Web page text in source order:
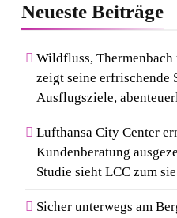
Neueste Beiträge
Wildfluss, Thermenbach
zeigt seine erfrischende
Ausflugsziele,
Lufthansa City Center
Kundenberatung
Studie sieht LCC zum
Sicher unterwegs am